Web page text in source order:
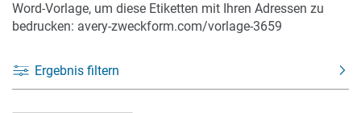
Word-Vorlage, um diese Etiketten mit Ihren Adressen zu
bedrucken: avery-zweckform.com/vorlage-3659
Ergebnis filtern